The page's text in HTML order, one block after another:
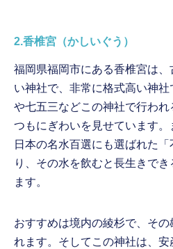
2.香椎宮（かしいぐう）
福岡県福岡市にある香椎宮は
い神社で、非常に格式高い神
や七五三などこの神社で行わ
つもにぎわいを見せています
日本の名水百選にも選ばれた
り、その水を飲むと長生きで
ます。
おすすめは境内の綾杉で、そ
れます。そしてこの神社は、